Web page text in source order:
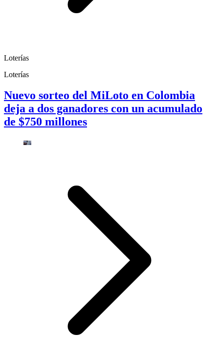
Loterías
Loterías
Nuevo sorteo del MiLoto en Colombia
deja a dos ganadores con un acumulado
de $750 millones